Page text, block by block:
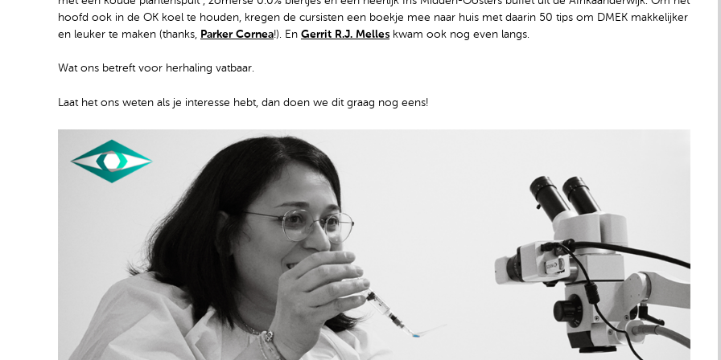
hoofd ook in de OK koel te houden, kregen de cursisten een boekje mee naar huis met daarin 50 tips om DMEK makkelijker
en leuker te maken (thanks,
Parker Cornea!). En Gerrit R.J. Melles kwam ook nog even langs.
Wat ons betreft voor herhaling vatbaar.
Laat het ons weten als je interesse hebt, dan doen we dit graag nog eens!